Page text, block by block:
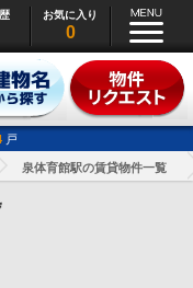
お気に入り
0
戸
泉体育館駅の賃貸物件一覧